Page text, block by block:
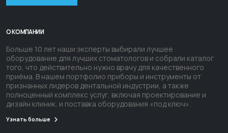
О КОМПАНИИ
Больше 10 лет наши эксперты выбирали лучшее
оборудование для лучших стоматологов и собрали каталог
того, что действительно нужно врачу для качественного
приёма. В нашем портфолио приборы и инструменты от
признанных лидеров дентальной индустрии, а также
полноценный комплекс услуг, включая проектирование и
дизайн клиник, и поставка оборудования «под ключ».
Узнать больше